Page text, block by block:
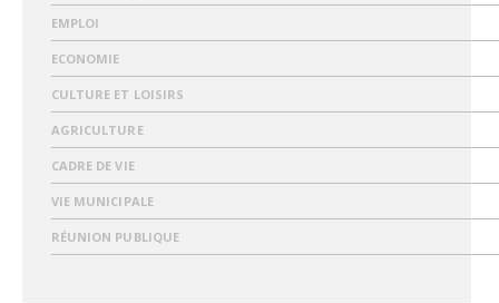
EMPLOI
ECONOMIE
CULTURE ET LOISIRS
AGRICULTURE
CADRE DE VIE
VIE MUNICIPALE
RÉUNION PUBLIQUE